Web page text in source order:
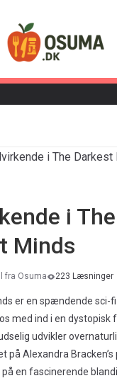
i The
Minds
fra Osuma 223 Læsninger
er en spændende sci-
med ind i en dystopisk
udvikler
på Alexandra
en fascinerende